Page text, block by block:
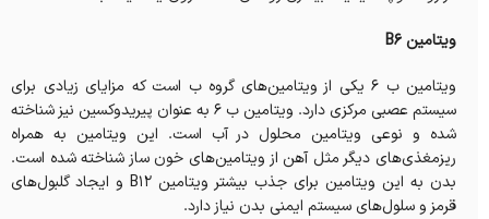
ویتامین B6
ویتامین ب 6 یکی از ویتامین‌های گروه ب است که مزایای زیادی برای
سیستم عصبی مرکزی دارد. ویتامین ب 6 به عنوان پیریدوکسین نیز شناخته
شده و نوعی ویتامین محلول در آب است. این ویتامین به همراه
ریزمغذی‌های دیگر مثل آهن از ویتامین‌های خون ساز شناخته شده است.
بدن به این ویتامین برای جذب بیشتر ویتامین B12 و ایجاد گلبول‌های
قرمز و سلول‌های سیستم ایمنی بدن نیاز دارد.